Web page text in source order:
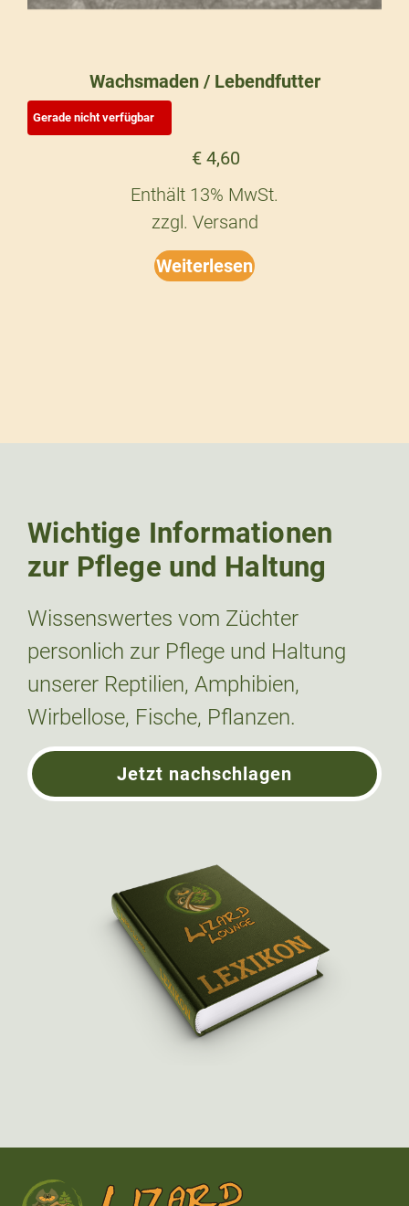
Wachsmaden / Lebendfutter
€ 4,60
Enthält 13% MwSt.
zzgl. Versand
Weiterlesen
Wichtige Informationen
zur Pflege und Haltung
Wissenswertes vom Züchter
personlich zur Pflege und Haltung
unserer Reptilien, Amphibien,
Wirbellose, Fische, Pflanzen.
Jetzt nachschlagen